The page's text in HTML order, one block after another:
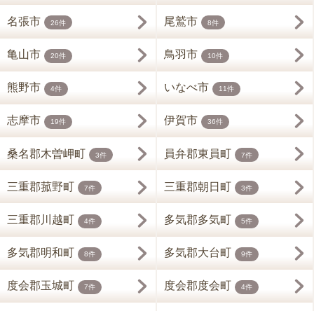
名張市 26件 尾鷲市 8件
亀山市 20件 鳥羽市 10件
熊野市 4件 いなべ市 11件
志摩市 19件 伊賀市 36件
桑名郡木曽岬町 3件 員弁郡東員町 7件
三重郡菰野町 7件 三重郡朝日町 3件
三重郡川越町 4件 多気郡多気町 5件
多気郡明和町 8件 多気郡大台町 9件
度会郡玉城町 7件 度会郡度会町 4件